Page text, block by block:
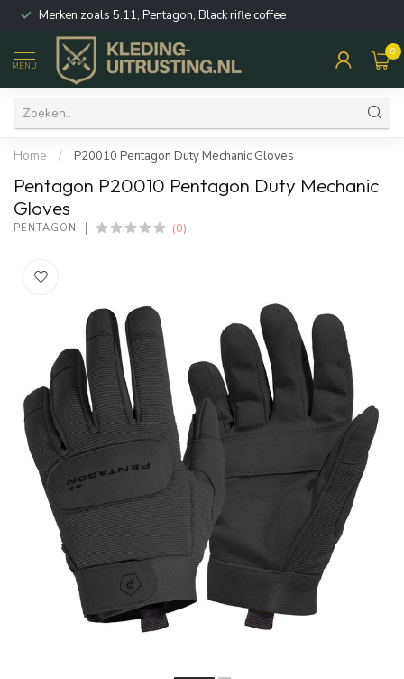
Merken zoals 5.11, Pentagon, Black rifle coffee
MENU
0
Home / P20010 Pentagon Duty Mechanic Gloves
Pentagon P20010 Pentagon Duty Mechanic
Gloves
PENTAGON (0)